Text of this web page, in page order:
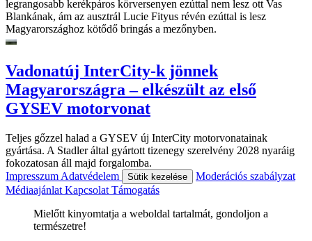
legrangosabb kerékpáros körversenyen ezúttal nem lesz ott Vas
Blankának, ám az ausztrál Lucie Fityus révén ezúttal is lesz
Magyarországhoz kötődő bringás a mezőnyben.
Vadonatúj InterCity-k jönnek
Magyarországra – elkészült az első
GYSEV motorvonat
Teljes gőzzel halad a GYSEV új InterCity motorvonatainak
gyártása. A Stadler által gyártott tizenegy szerelvény 2028 nyaráig
fokozatosan áll majd forgalomba.
Impresszum Adatvédelem Sütik kezelése
Moderációs szabályzat
Médiaajánlat Kapcsolat Támogatás
Mielőtt kinyomtatja a weboldal tartalmát, gondoljon a
természetre!